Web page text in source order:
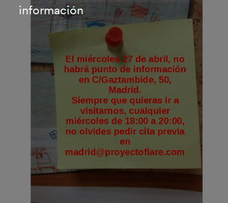
información